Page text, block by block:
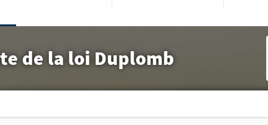
de la loi Duplomb